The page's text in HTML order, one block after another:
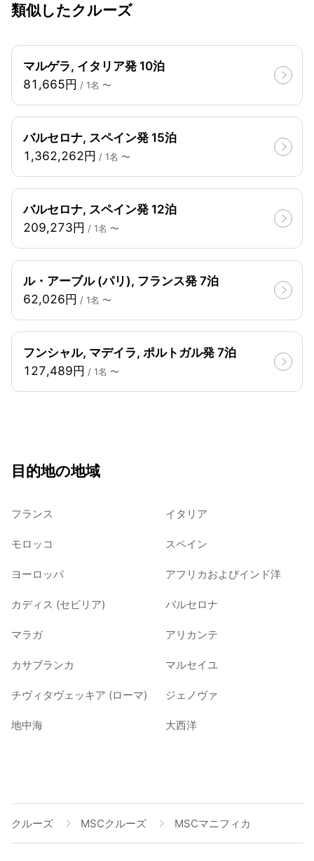
類似したクルーズ
マルゲラ, イタリア発 10泊
81,665円 / 1名 〜
バルセロナ, スペイン発 15泊
1,362,262円 / 1名 〜
バルセロナ, スペイン発 12泊
209,273円 / 1名 〜
ル・アーブル (パリ), フランス発 7泊
62,026円 / 1名 〜
フンシャル, マデイラ, ポルトガル発 7泊
127,489円 / 1名 〜
目的地の地域
フランス イタリア
モロッコ スペイン
ヨーロッパ アフリカおよびインド洋
カディス (セビリア) バルセロナ
マラガ アリカンテ
カサブランカ マルセイユ
チヴィタヴェッキア (ローマ) ジェノヴァ
地中海 大西洋
クルーズ MSCクルーズ MSCマニフィカ